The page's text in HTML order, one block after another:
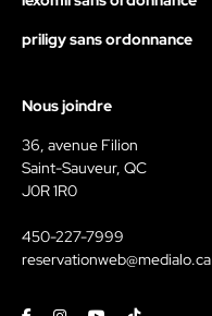
priligy sans ordonnance
Nous joindre
36, avenue Filion
Saint-Sauveur, QC
J0R 1R0
450-227-7999
reservationweb@medialo.ca